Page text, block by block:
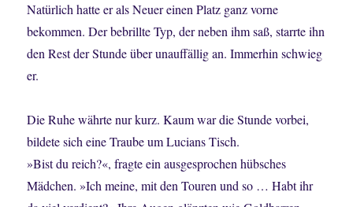
Natürlich hatte er als Neuer einen Platz ganz vorne
bekommen. Der bebrillte Typ, der neben ihm saß, starrte ihn
den Rest der Stunde über unauffällig an. Immerhin schwieg
er.
Die Ruhe währte nur kurz. Kaum war die Stunde vorbei,
bildete sich eine Traube um Lucians Tisch.
»Bist du reich?«, fragte ein ausgesprochen hübsches
Mädchen. »Ich meine, mit den Touren und so … Habt ihr